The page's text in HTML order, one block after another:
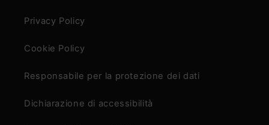
Privacy Policy
Cookie Policy
Responsabile per la protezione dei dati
Dichiarazione di accessibilità